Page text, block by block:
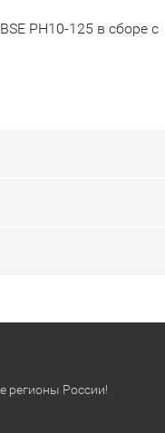
PH10-125 в сборе с
регионы России!